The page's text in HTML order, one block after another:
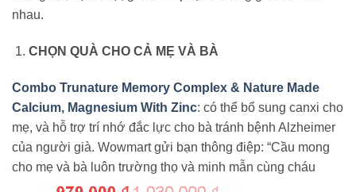
nhau.
CHỌN QUÀ CHO CẢ MẸ VÀ BÀ
Combo Trunature Memory Complex & Nature Made
Calcium, Magnesium With Zinc: có thể bổ sung canxi cho
mẹ, và hỗ trợ trí nhớ đắc lực cho bà tránh bệnh Alzheimer
của người già. Wowmart gửi bạn thông điệp: “Cầu mong
cho mẹ và bà luôn trường thọ và minh mẫn cùng cháu